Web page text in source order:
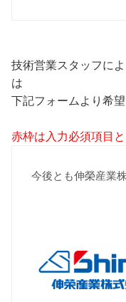
技術営業スタッフに
は
下記フォームより希
赤枠は入力必須項目と
今後とも伸榮産業